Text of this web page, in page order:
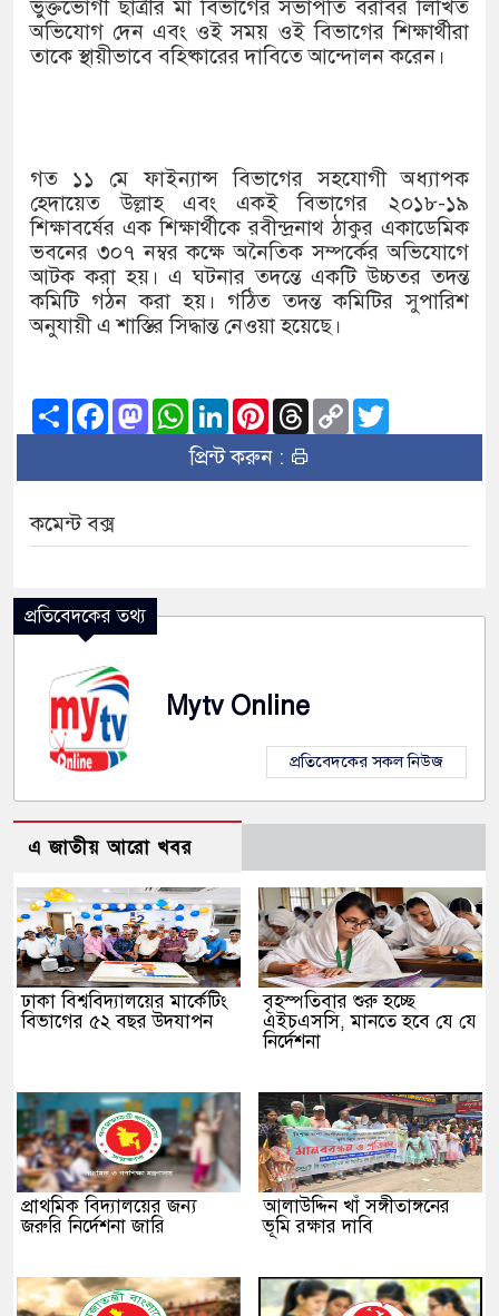
ভুক্তভোগী ছাত্রীর মা বিভাগের সভাপতি বরাবর লিখিত
অভিযোগ দেন এবং ওই সময় ওই বিভাগের শিক্ষার্থীরা
তাকে স্থায়ীভাবে বহিষ্কারের দাবিতে আন্দোলন করেন।
গত ১১ মে ফাইন্যান্স বিভাগের সহযোগী অধ্যাপক
হেদায়েত উল্লাহ এবং একই বিভাগের ২০১৮-১৯
শিক্ষাবর্ষের এক শিক্ষার্থীকে রবীন্দ্রনাথ ঠাকুর একাডেমিক
ভবনের ৩০৭ নম্বর কক্ষে অনৈতিক সম্পর্কের অভিযোগে
আটক করা হয়। এ ঘটনার তদন্তে একটি উচ্চতর তদন্ত
কমিটি গঠন করা হয়। গঠিত তদন্ত কমিটির সুপারিশ
অনুযায়ী এ শাস্তির সিদ্ধান্ত নেওয়া হয়েছে।
ShareFacebook
Mastodon
WhatsApp
LinkedInPinterest
Threads
Copy
Link
প্রিন্ট করুন :
কমেন্ট বক্স
প্রতিবেদকের তথ্য
Mytv Online
প্রতিবেদকের সকল নিউজ
এ জাতীয় আরো খবর
ঢাকা বিশ্ববিদ্যালয়ের মার্কেটিং
বিভাগের ৫২ বছর উদযাপন
বৃহস্পতিবার শুরু হচ্ছে
এইচএসসি, মানতে হবে যে যে
নির্দেশনা
প্রাথমিক বিদ্যালয়ের জন্য
জরুরি নির্দেশনা জারি
আলাউদ্দিন খাঁ সঙ্গীতাঙ্গনের
ভূমি রক্ষার দাবি